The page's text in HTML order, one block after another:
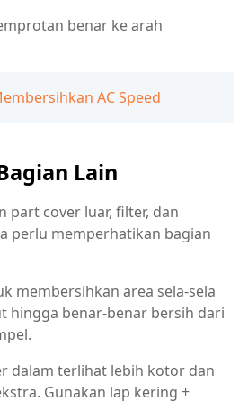
benar ke arah
AC Speed
Lain
part cover luar, filter, dan
perlu memperhatikan bagian
membersihkan area sela-sela
hingga benar-benar bersih dari
dalam terlihat lebih kotor dan
Gunakan lap kering +